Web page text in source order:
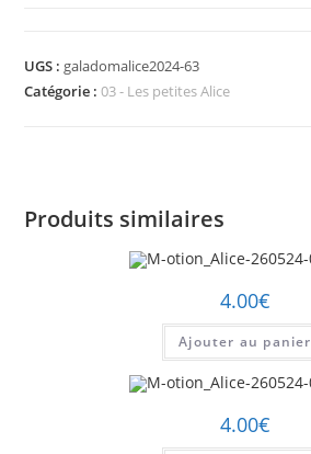
260524-
063.jpg
UGS : galadomalice2024-63
Catégorie :03 - Les petites Alice
Produits similaires
4.00€
Ajouter au panier
4.00€